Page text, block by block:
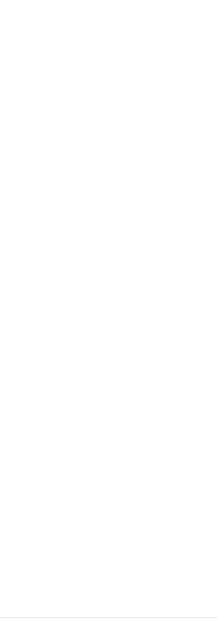
「連続❢相続コラム」
【
新
2026年8
【エ
ミナ
2026年7
【新
請代
2026年7